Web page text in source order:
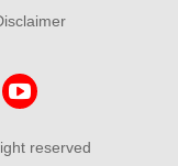
reserved